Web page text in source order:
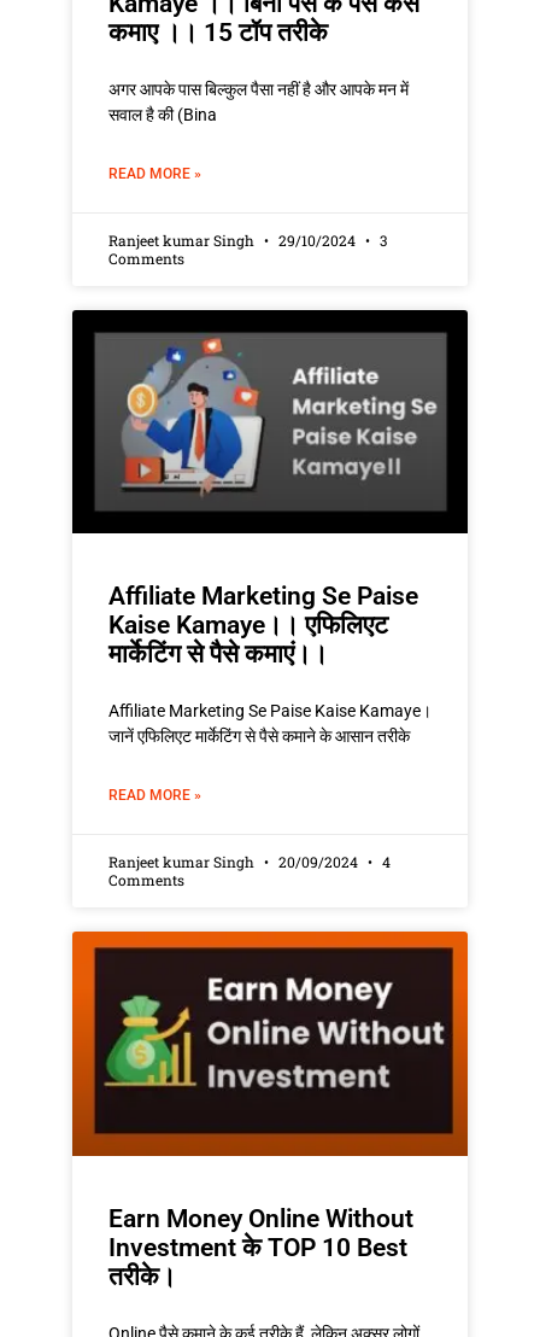
कमाए ।। 15 टॉप तरीके
अगर आपके पास बिल्कुल पैसा नहीं है और आपके मन में
सवाल है की (Bina
READ MORE »
Ranjeet kumar Singh 29/10/2024
3
Comments
Affiliate Marketing Se Paise
Kaise Kamaye।। एफिलिएट
मार्केटिंग से पैसे कमाएं।।
Affiliate Marketing Se Paise Kaise Kamaye।
जानें एफिलिएट मार्केटिंग से पैसे कमाने के आसान तरीके
READ MORE »
Ranjeet kumar Singh 20/09/2024
4
Comments
Earn Money Online Without
Investment के TOP 10 Best
तरीके।
Online पैसे कमाने के कई तरीके हैं, लेकिन अक्सर लोगों